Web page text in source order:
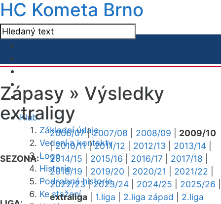
HC Kometa Brno
Klub
Základní údaje
Vedení a kontakty
Logo
Historie
Podrobná historie
Ke stažení
Zápasy » Výsledky
extraligy
SEZONA:
2006/07|2007/08 2008/09
2009/10
|2010/11|2011/12 2012/13 2013/14
2014/15
2015/16 2016/17 2017/18
2018/19
2019/20 2020/21 2021/22
2022/23|2023/24 2024/25 2025/26
extraliga 1.liga 2.liga západ
2.liga